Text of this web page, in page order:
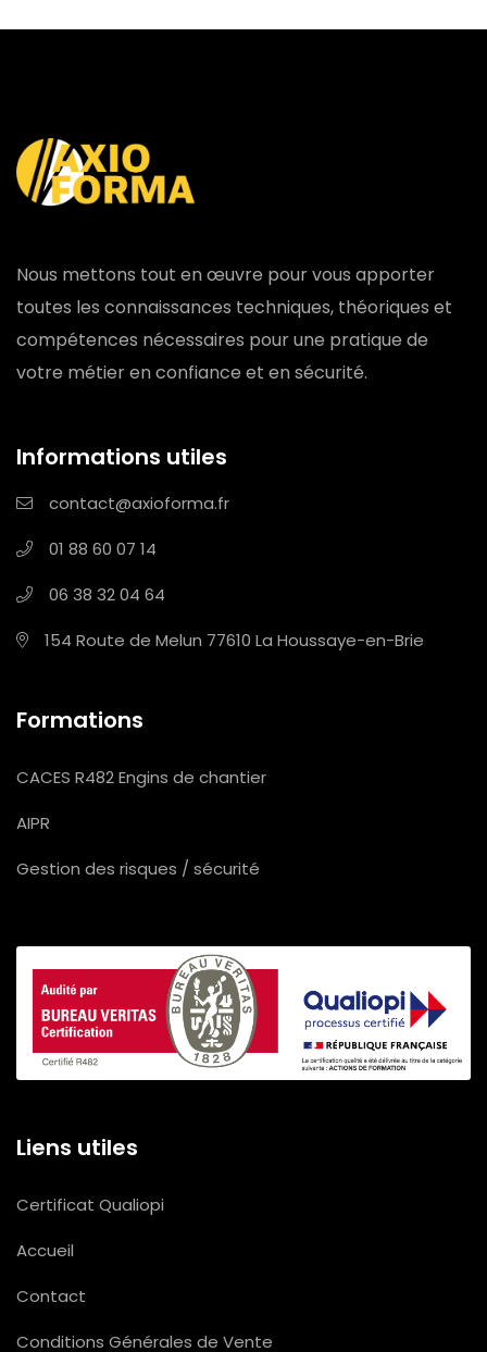
Nous mettons tout en œuvre pour vous apporter
toutes les connaissances techniques, théoriques et
compétences nécessaires pour une pratique de
votre métier en confiance et en sécurité.
Informations utiles
contact@axioforma.fr
01 88 60 07 14
06 38 32 04 64
154 Route de Melun 77610 La Houssaye-en-Brie
Formations
CACES R482 Engins de chantier
AIPR
Gestion des risques / sécurité
Liens utiles
Certificat Qualiopi
Accueil
Contact
Conditions Générales de Vente